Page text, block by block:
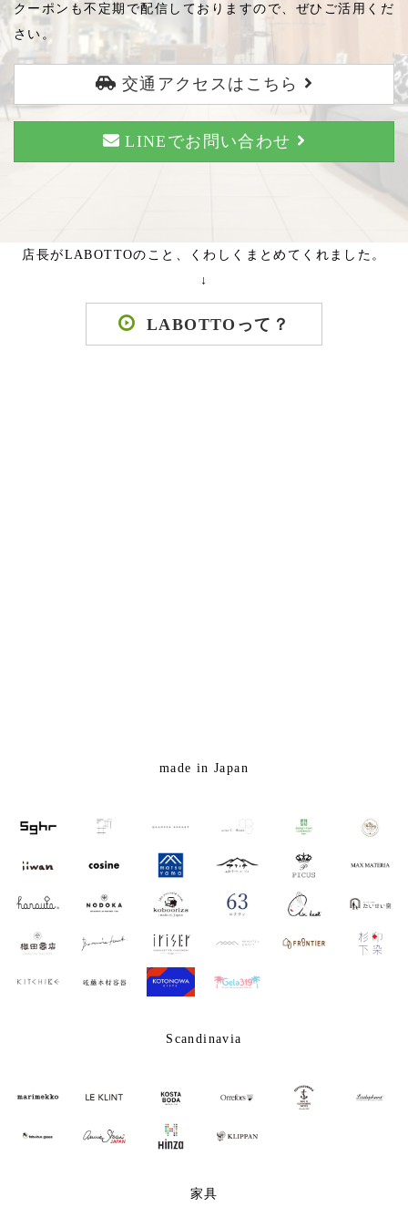
クーポンも不定期で配信しておりますので、ぜひご活用くだ
さい。
交通アクセスはこちら
LINEでお問い合わせ
店長がLABOTTOのこと、くわしくまとめてくれました。
↓
LABOTTOって？
made in Japan
Scandinavia
家具